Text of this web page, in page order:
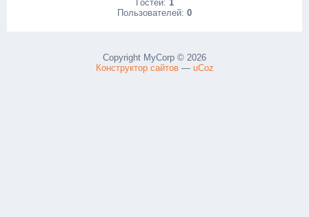
Гостей: 1
Пользователей: 0
Copyright MyCorp © 2026
Конструктор сайтов— uCoz